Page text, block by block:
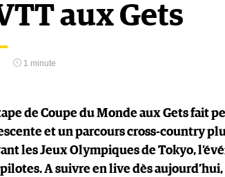
aux Gets
1 minute
de Coupe du Monde aux Gets fait
et un parcours cross-country
les Jeux Olympiques de Tokyo,
A suivre en live dès